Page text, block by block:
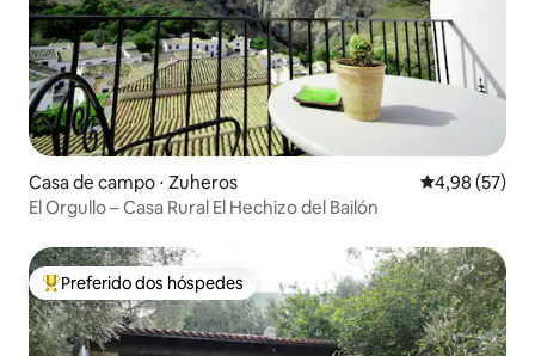
Casa de campo ⋅ Zuheros 4,98 de uma
4,98 (57)
El Orgullo – Casa Rural El Hechizo del Bailón
Entre os melhores preferidos dos hóspedes
Preferido dos hóspedes